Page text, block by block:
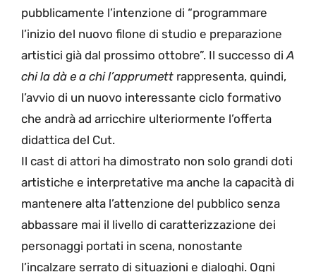
pubblicamente l’intenzione di “programmare
l’inizio del nuovo filone di studio e preparazione
artistici già dal prossimo ottobre”. Il successo diA
chi la dà e a chi l’apprumett rappresenta, quindi,
l’avvio di un nuovo interessante ciclo formativo
che andrà ad arricchire ulteriormente l’offerta
didattica del Cut.
Il cast di attori ha dimostrato non solo grandi doti
artistiche e interpretative ma anche la capacità di
mantenere alta l’attenzione del pubblico senza
abbassare mai il livello di caratterizzazione dei
personaggi portati in scena, nonostante
l’incalzare serrato di situazioni e dialoghi. Ogni